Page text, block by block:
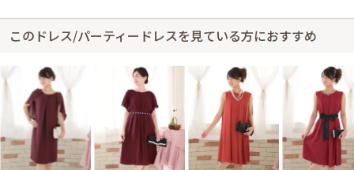
このドレス/パーティードレスを見ている方におすすめ